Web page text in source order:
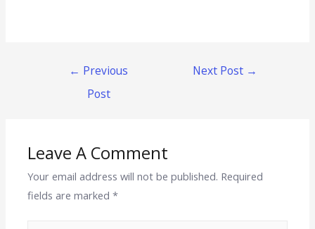
← Previous
Post
Next Post →
Leave A Comment
Your email address will not be published. Required
fields are marked*